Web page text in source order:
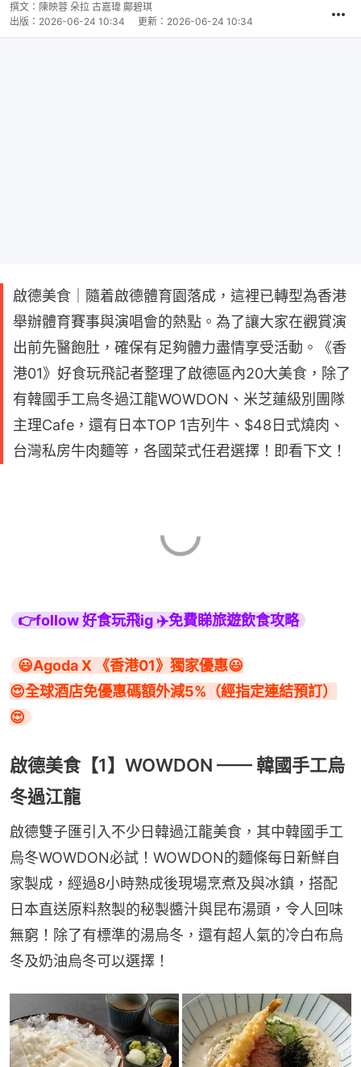
撰文： 陳映蓉 朵拉 古嘉瑋 鄺碧琪
出版： 2026-06-24 10:34 更新： 2026-06-24 10:34
啟德美食｜隨着啟德體育園落成，這裡已轉型為香港
舉辦體育賽事與演唱會的熱點。為了讓大家在觀賞演
出前先醫飽肚，確保有足夠體力盡情享受活動。《香
港01》好食玩飛記者整理了啟德區內20大美食，除了
有韓國手工烏冬過江龍WOWDON、米芝蓮級別團隊
主理Cafe，還有日本TOP 1吉列牛、$48日式燒肉、
台灣私房牛肉麵等，各國菜式任君選擇！即看下文！
👉follow 好食玩飛ig ✈️免費睇旅遊飲食攻略
😃Agoda X 《香港01》獨家優惠😃
😍全球酒店免優惠碼額外減5%（經指定連結預訂）
😍
啟德美食【1】WOWDON —— 韓國手工烏
冬過江龍
啟德雙子匯引入不少日韓過江龍美食，其中韓國手工
烏冬WOWDON必試！WOWDON的麵條每日新鮮自
家製成，經過8小時熟成後現場烹煮及與冰鎮，搭配
日本直送原料熬製的秘製醬汁與昆布湯頭，令人回味
無窮！除了有標準的湯烏冬，還有超人氣的冷白布烏
冬及奶油烏冬可以選擇！